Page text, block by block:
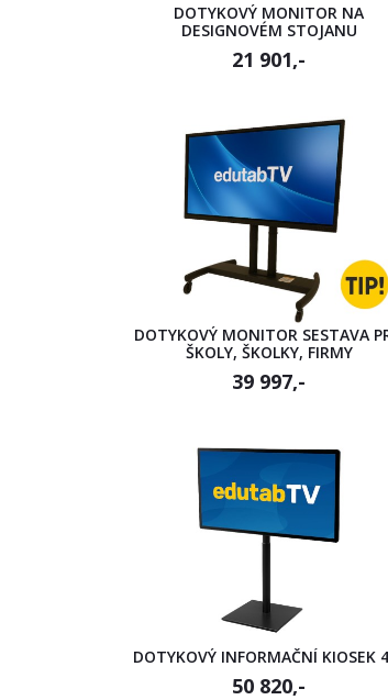
DOTYKOVÝ MONITOR NA
DESIGNOVÉM STOJANU
21 901,-
DOTYKOVÝ MONITOR SESTAVA
ŠKOLY, ŠKOLKY, FIRMY
39 997,-
DOTYKOVÝ INFORMAČNÍ KIOSEK
50 820,-